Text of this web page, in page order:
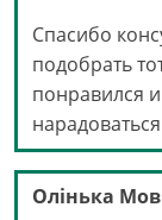
Спасибо
подобрать
понравился
Олінька